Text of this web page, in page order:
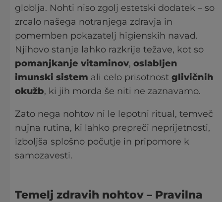
globlja. Nohti niso zgolj estetski dodatek – so
zrcalo našega notranjega zdravja in
pomemben pokazatelj higienskih navad.
Njihovo stanje lahko razkrije težave, kot so
pomanjkanje vitaminov, oslabljen
imunski sistem ali celo prisotnost glivičnih
okužb, ki jih morda še niti ne zaznavamo.
Zato nega nohtov ni le lepotni ritual, temveč
nujna rutina, ki lahko prepreči neprijetnosti,
izboljša splošno počutje in pripomore k
samozavesti.
Temelj zdravih nohtov – Pravilna